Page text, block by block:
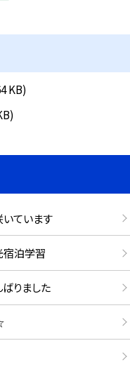
KB)
ています
泊学習
りました